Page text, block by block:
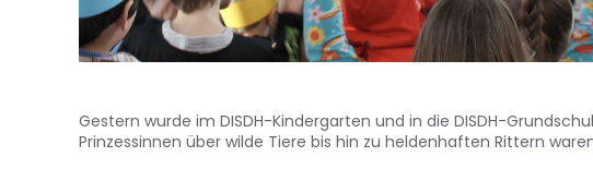
Gestern wurde im DISDH-Kindergarten und in die DISDH-
Prinzessinnen über wilde Tiere bis hin zu heldenhaften Rittern